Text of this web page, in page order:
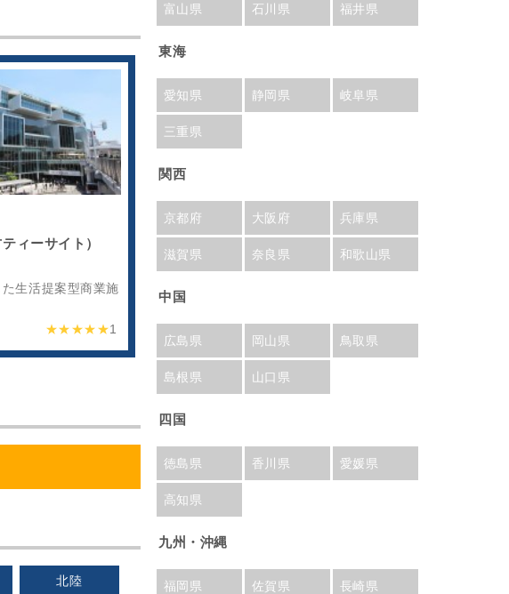
ィーサイト）
生活提案型商業施
★★★★★1
北陸
富山県 石川県 福井県
東海
愛知県 静岡県 岐阜県
三重県
関西
京都府 大阪府 兵庫県
滋賀県 奈良県 和歌山県
中国
広島県 岡山県 鳥取県
島根県 山口県
四国
徳島県 香川県 愛媛県
高知県
九州・沖縄
福岡県 佐賀県 長崎県